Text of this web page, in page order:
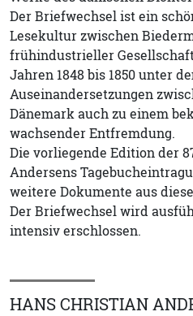
Der Briefwechsel ist ein
Lesekultur zwischen
frühindustrieller
Jahren 1848 bis 1850 unter
Auseinandersetzungen
Dänemark auch zu einem
wachsender Entfremdung.
Die vorliegende Edition der
Andersens
weitere Dokumente aus
Der Briefwechsel wird
intensiv erschlossen.
HANS CHRISTIAN